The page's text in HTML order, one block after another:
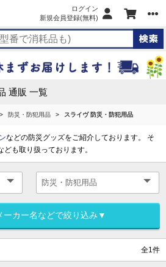
ログイン
新規会員登録(無料)
通販 一覧
防災・防犯用品 スライヴ 防災・防犯用品
などの防災グッズをご紹介しております。 そ
も取り扱っております。
ーカー名などで絞り込み▼
全1件